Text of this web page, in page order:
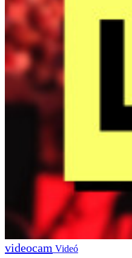
Videó